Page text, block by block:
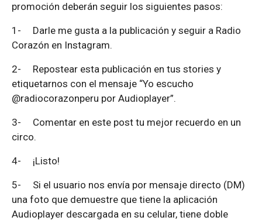
promoción deberán seguir los siguientes pasos:
1- Darle me gusta a la publicación y seguir a Radio
Corazón en Instagram.
2- Repostear esta publicación en tus stories y
etiquetarnos con el mensaje “Yo escucho
@radiocorazonperu por Audioplayer”.
3- Comentar en este post tu mejor recuerdo en un
circo.
4- ¡Listo!
5- Si el usuario nos envía por mensaje directo (DM)
una foto que demuestre que tiene la aplicación
Audioplayer descargada en su celular, tiene doble